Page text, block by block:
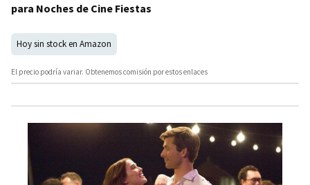
para Noches de Cine Fiestas
Hoy sin stock en Amazon
El precio podría variar. Obtenemos comisión por estos enlaces